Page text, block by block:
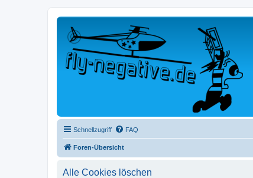
Schnellzugriff FAQ
Foren-Übersicht
Alle Cookies löschen